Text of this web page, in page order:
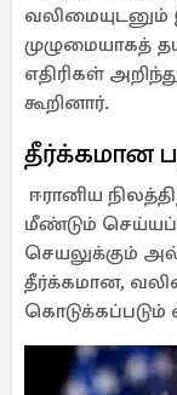
வலிமையுடனும்
முழுமையாகத்
எதிரிகள்
கூறினார்.
தீர்க்கமான
ஈரானிய
மீண்டும்
செயலுக்கும்
தீர்க்கமான,
கொடுக்கப்படும்